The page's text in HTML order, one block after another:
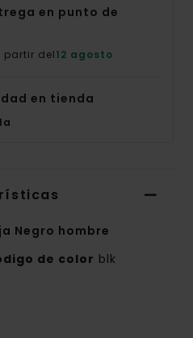
en punto de
partir del12 agosto
en tienda
Negro hombre
de color blk